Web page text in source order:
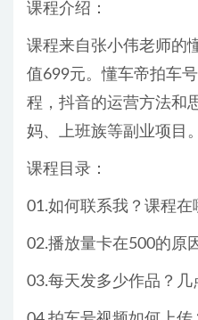
课程介绍：
课程来自张小伟老师的
值699元。懂车帝拍车
程，抖音的运营方法和
妈、上班族等副业项目。
课程目录：
01.如何联系我？课程在
02.播放量卡在500的原
03.每天发多少作品？几